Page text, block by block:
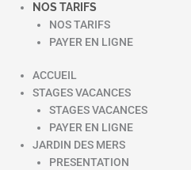
NOS TARIFS
NOS TARIFS
PAYER EN LIGNE
ACCUEIL
STAGES VACANCES
STAGES VACANCES
PAYER EN LIGNE
JARDIN DES MERS
PRESENTATION